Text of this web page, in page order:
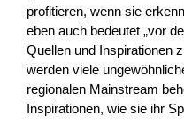
profitieren, wenn sie
eben auch bedeutet „vor
Quellen und Inspirationen
werden viele
regionalen Mainstream
Inspirationen, wie sie ihr